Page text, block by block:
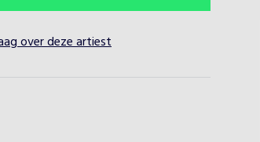
over deze artiest